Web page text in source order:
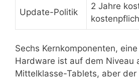
Update-Politik
2 Jahre
Sechs Kernkomponenten,
Hardware ist auf dem Niveau
Mittelklasse-Tablets, aber